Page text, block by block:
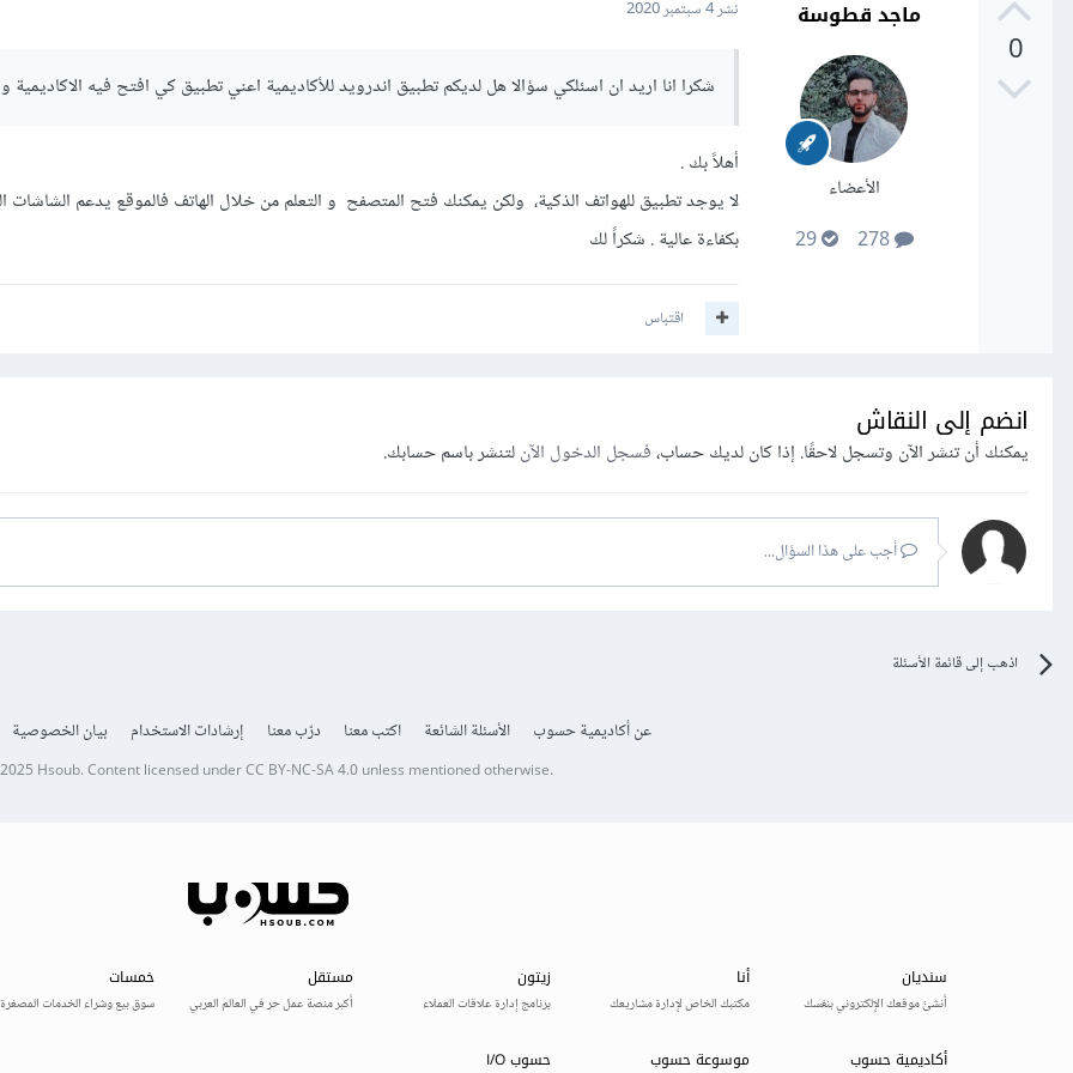
0
ماجد قطوسة
الأعضاء
278
29
نشر4 سبتمبر 2020
شكرا انا اريد ان اسئلكي سؤالا هل لديكم تطبيق اندرويد للأكاديمية اعني تطبيق كي افتح فيه الاكاديمية
أهلاً بك .
لا يوجد تطبيق للهواتف الذكية، ولكن يمكنك فتح المتصفح و التعلم من خلال الهاتف فالموقع يدعم الشاشات
بكفاءة عالية . شكراً لك
اقتباس
انضم إلى النقاش
يمكنك أن تنشر الآن وتسجل لاحقًا. إذا كان لديك حساب،فسجل الدخول الآنلتنشر باسم حسابك.
أجب على هذا السؤال...
اذهب إلى قائمة الأسئلة
عن أكاديمية حسوب الأسئلة الشائعة اكتب معنا درّب معنا إرشادات الاستخدام بيان الخصوصية
Hsoub.Content licensed underCC BY-NC-SA 4.0unless mentioned otherwise.